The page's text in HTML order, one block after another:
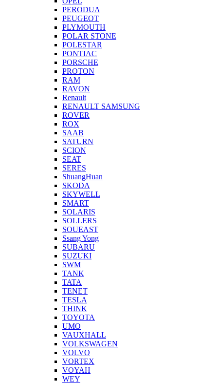
PERODUA
PEUGEOT
PLYMOUTH
POLAR STONE
POLESTAR
PONTIAC
PORSCHE
PROTON
RAM
RAVON
Renault
RENAULT SAMSUNG
ROVER
ROX
SAAB
SATURN
SCION
SEAT
SERES
ShuangHuan
SKODA
SKYWELL
SMART
SOLARIS
SOLLERS
SOUEAST
Ssang Yong
SUBARU
SUZUKI
SWM
TANK
TATA
TENET
TESLA
THINK
TOYOTA
UMO
VAUXHALL
VOLKSWAGEN
VOLVO
VORTEX
VOYAH
WEY